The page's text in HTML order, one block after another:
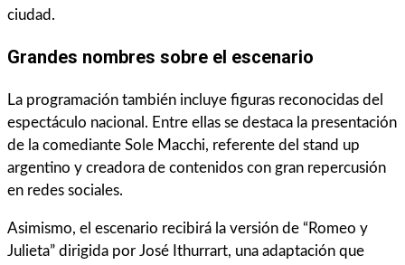
ciudad.
Grandes nombres sobre el escenario
La programación también incluye figuras reconocidas del
espectáculo nacional. Entre ellas se destaca la presentación
de la comediante Sole Macchi, referente del stand up
argentino y creadora de contenidos con gran repercusión
en redes sociales.
Asimismo, el escenario recibirá la versión de “Romeo y
Julieta” dirigida por José Ithurrart, una adaptación que